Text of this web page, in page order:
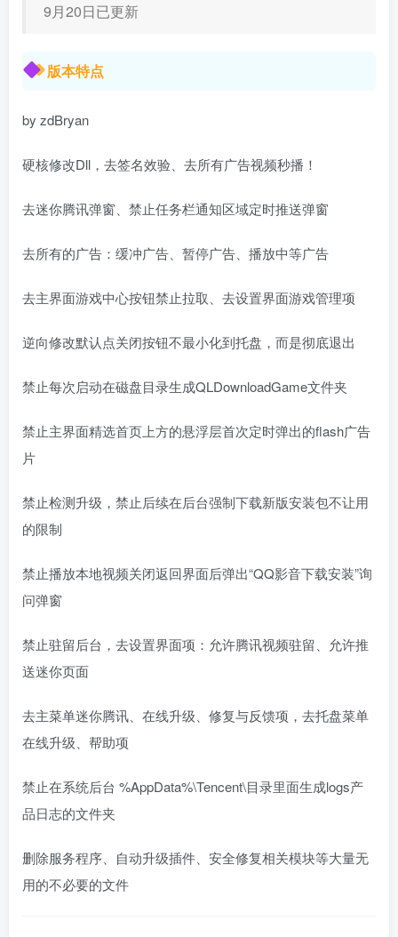
9月20日已更新
版本特点
by zdBryan
硬核修改Dll，去签名效验、去所有广告视频秒播！
去迷你腾讯弹窗、禁止任务栏通知区域定时推送弹窗
去所有的广告：缓冲广告、暂停广告、播放中等广告
去主界面游戏中心按钮禁止拉取、去设置界面游戏管理项
逆向修改默认点关闭按钮不最小化到托盘，而是彻底退出
禁止每次启动在磁盘目录生成QLDownloadGame文件夹
禁止主界面精选首页上方的悬浮层首次定时弹出的flash广告
片
禁止检测升级，禁止后续在后台强制下载新版安装包不让用
的限制
禁止播放本地视频关闭返回界面后弹出“QQ影音下载安装”询
问弹窗
禁止驻留后台，去设置界面项：允许腾讯视频驻留、允许推
送迷你页面
去主菜单迷你腾讯、在线升级、修复与反馈项，去托盘菜单
在线升级、帮助项
禁止在系统后台 %AppData%\Tencent\目录里面生成logs产
品日志的文件夹
删除服务程序、自动升级插件、安全修复相关模块等大量无
用的不必要的文件